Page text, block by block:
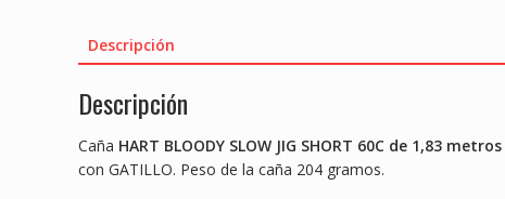
Descripción
Descripción
Caña HART BLOODY SLOW JIG SHORT 60C de 1,83 metros
con GATILLO. Peso de la caña 204 gramos.